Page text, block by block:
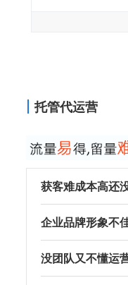
托管代运营
获客难成本高还
企业品牌形象不
没团队又不懂运